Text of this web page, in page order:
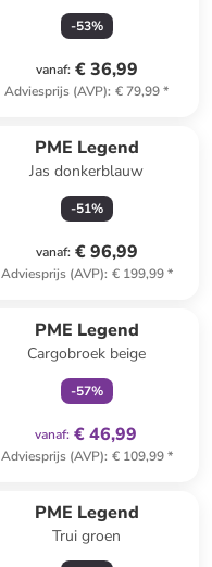
-53%
vanaf: € 36,99
Adviesprijs (AVP): € 79,99*
PME Legend
Jas donkerblauw
-51%
vanaf: € 96,99
Adviesprijs (AVP): € 199,99*
PME Legend
Cargobroek beige
-57%
vanaf: € 46,99
Adviesprijs (AVP): € 109,99*
PME Legend
Trui groen